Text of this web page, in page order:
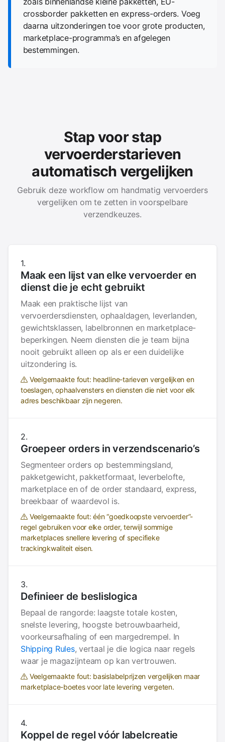
crossborder pakketten en express-orders. Voeg
daarna uitzonderingen toe voor grote producten,
marketplace-programma’s en afgelegen
bestemmingen.
Stap voor stap
vervoerderstarieven
automatisch vergelijken
Gebruik deze workflow om handmatig vervoerders
vergelijken om te zetten in voorspelbare
verzendkeuzes.
Maak een lijst van elke vervoerder en
dienst die je echt gebruikt
Maak een praktische lijst van
vervoerdersdiensten, ophaaldagen, leverlanden,
gewichtsklassen, labelbronnen en marketplace-
beperkingen. Neem diensten die je team bijna
nooit gebruikt alleen op als er een duidelijke
uitzondering is.
Veelgemaakte fout: headline-tarieven vergelijken en
toeslagen, ophaalvensters en diensten die niet voor elk
adres beschikbaar zijn negeren.
Groepeer orders in verzendscenario’s
Segmenteer orders op bestemmingsland,
pakketgewicht, pakketformaat, leverbelofte,
marketplace en of de order standaard, express,
breekbaar of waardevol is.
Veelgemaakte fout: één “goedkoopste vervoerder”-
regel gebruiken voor elke order, terwijl sommige
marketplaces snellere levering of specifieke
trackingkwaliteit eisen.
Definieer de beslislogica
Bepaal de rangorde: laagste totale kosten,
snelste levering, hoogste betrouwbaarheid,
voorkeursafhaling of een margedrempel. In
Shipping Rules, vertaal je die logica naar regels
waar je magazijnteam op kan vertrouwen.
Veelgemaakte fout: basislabelprijzen vergelijken maar
marketplace-boetes voor late levering vergeten.
Koppel de regel vóór labelcreatie